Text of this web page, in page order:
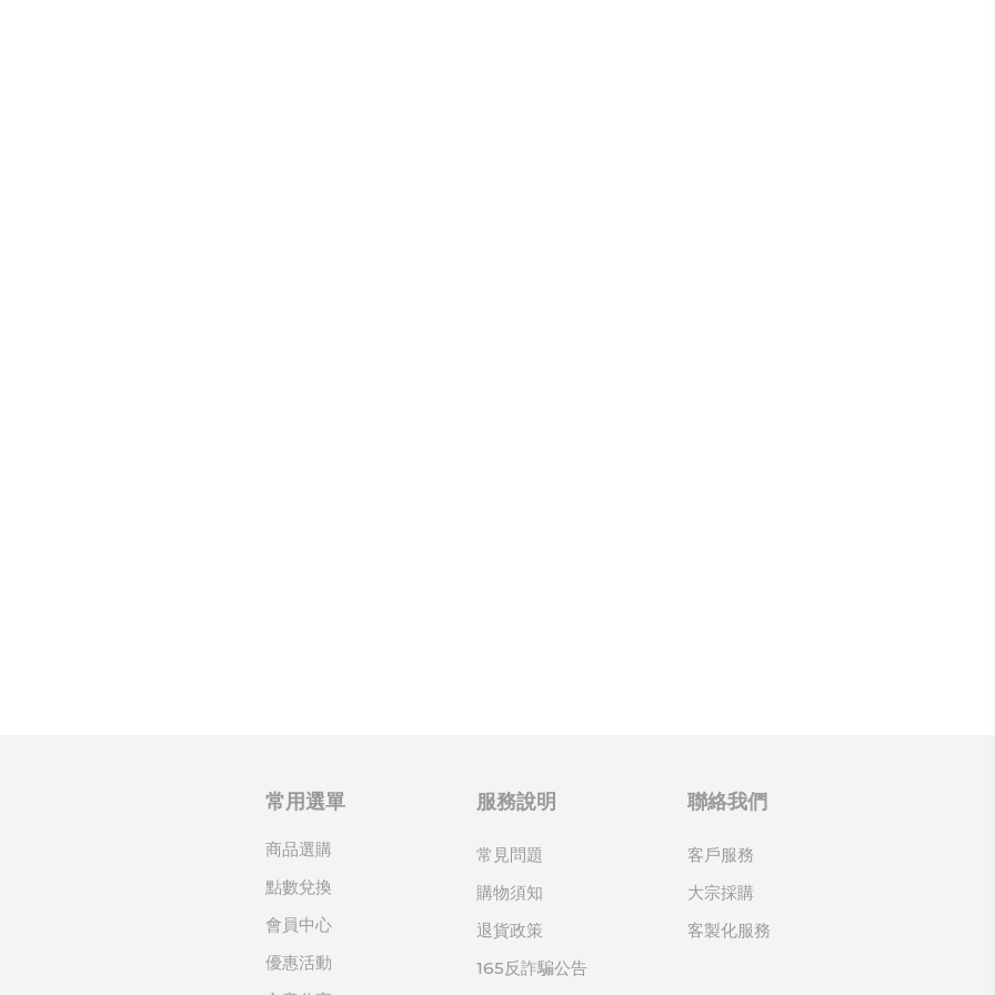
常用選單
商品選購
點數兌換
會員中心
優惠活動
服務說明
常見問題
購物須知
退貨政策
165反詐騙公告
聯絡我們
客戶服務
大宗採購
客製化服務